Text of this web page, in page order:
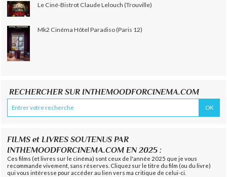
Le Ciné-Bistrot Claude Lelouch (Trouville)
Mk2 Cinéma Hôtel Paradiso (Paris 12)
RECHERCHER SUR INTHEMOODFORCINEMA.COM
FILMS et LIVRES SOUTENUS PAR
INTHEMOODFORCINEMA.COM EN 2025 :
Ces films (et livres sur le cinéma) sont ceux de l'année 2025 que je vous
recommande vivement, sans réserves. Cliquez sur le titre du film (ou du livre)
qui vous intéresse pour accéder au lien vers ma critique de celui-ci.